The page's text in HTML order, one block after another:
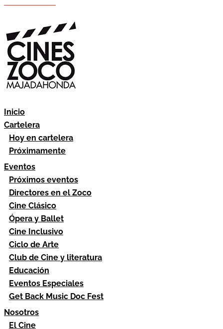
Inicio
Cartelera
Hoy en cartelera
Próximamente
Eventos
Próximos eventos
Directores en el Zoco
Cine Clásico
Ópera y Ballet
Cine Inclusivo
Ciclo de Arte
Club de Cine y literatura
Educación
Eventos Especiales
Get Back Music Doc Fest
Nosotros
El Cine